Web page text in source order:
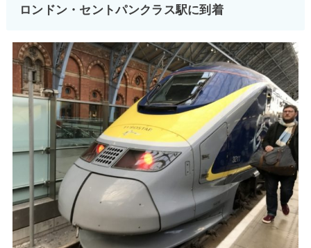
ロンドン・セントパンクラス駅に到着